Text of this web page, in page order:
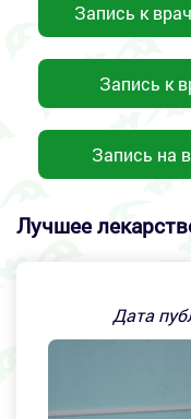
Запись к
Запись к
Запись на
Лучшее
Дата